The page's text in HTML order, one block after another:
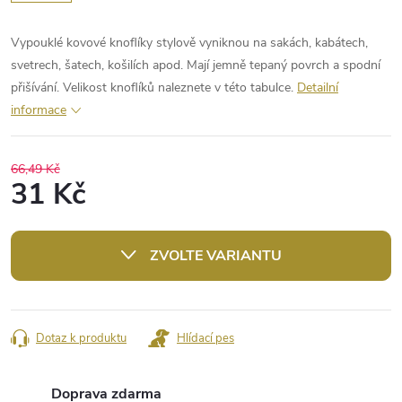
Vypouklé kovové knoflíky stylově vyniknou na sakách, kabátech,
svetrech, šatech, košilích apod. Mají jemně tepaný povrch a spodní
přišívání. Velikost knoflíků naleznete v této tabulce. Detailní
informace
66,49 Kč
31 Kč
cena:
ZVOLTE VARIANTU
Dotaz k produktu Hlídací pes
Doprava zdarma